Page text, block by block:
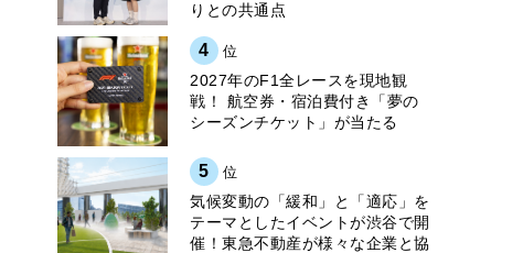
りとの共通点
4 位
2027年のF1全レースを現地観
戦！ 航空券・宿泊費付き「夢の
シーズンチケット」が当たる
5 位
気候変動の「緩和」と「適応」を
テーマとしたイベントが渋谷で開
催！東急不動産が様々な企業と協